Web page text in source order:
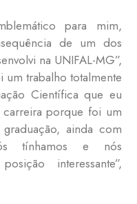
para mim,
de um dos
na UNIFAL-MG”,
trabalho totalmente
Científica que eu
porque foi um
ainda com
tínhamos e nós
interessante”,